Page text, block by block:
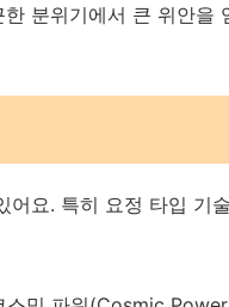
분위기에서 큰 위안을
요. 특히 요정 타입 기